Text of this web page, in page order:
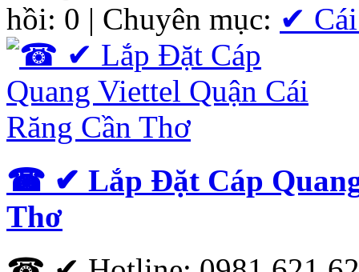
hồi: 0 | Chuyên mục: ✔
☎ ✔‎ Lắp Đặt Cáp Quang
Thơ